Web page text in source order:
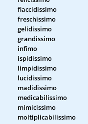
flaccidissimo
freschissimo
gelidissimo
grandissimo
infimo
ispidissimo
limpidissimo
lucidissimo
madidissimo
medicabilissimo
mimicissimo
moltiplicabilissimo